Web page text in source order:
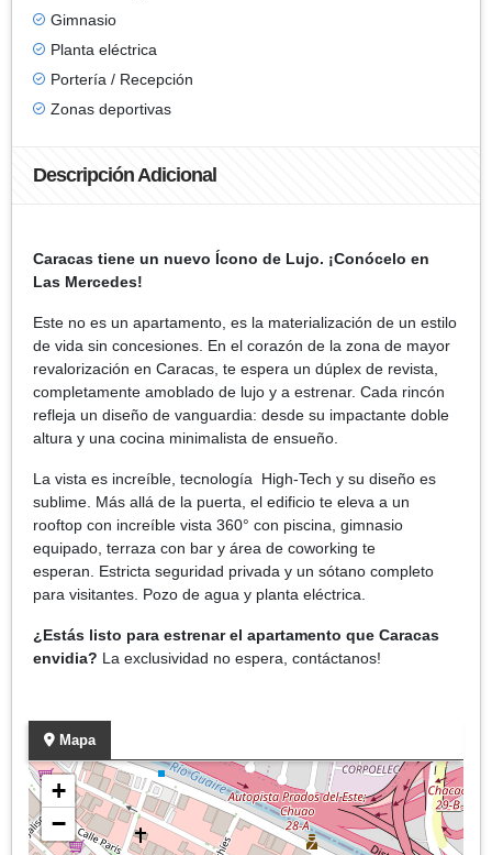
Gimnasio
Planta eléctrica
Portería / Recepción
Zonas deportivas
Descripción Adicional
Caracas tiene un nuevo Ícono de Lujo. ¡Conócelo en
Las Mercedes!
Este no es un apartamento, es la materialización de un estilo
de vida sin concesiones. En el corazón de la zona de mayor
revalorización en Caracas, te espera un dúplex de revista,
completamente amoblado de lujo y a estrenar. Cada rincón
refleja un diseño de vanguardia: desde su impactante doble
altura y una cocina minimalista de ensueño.
La vista es increíble, tecnología High-Tech y su diseño es
sublime. Más allá de la puerta, el edificio te eleva a un
rooftop con increíble vista 360° con piscina, gimnasio
equipado, terraza con bar y área de coworking te
esperan. Estricta seguridad privada y un sótano completo
para visitantes. Pozo de agua y planta eléctrica.
¿Estás listo para estrenar el apartamento que Caracas
envidia? La exclusividad no espera, contáctanos!
Mapa
+
−